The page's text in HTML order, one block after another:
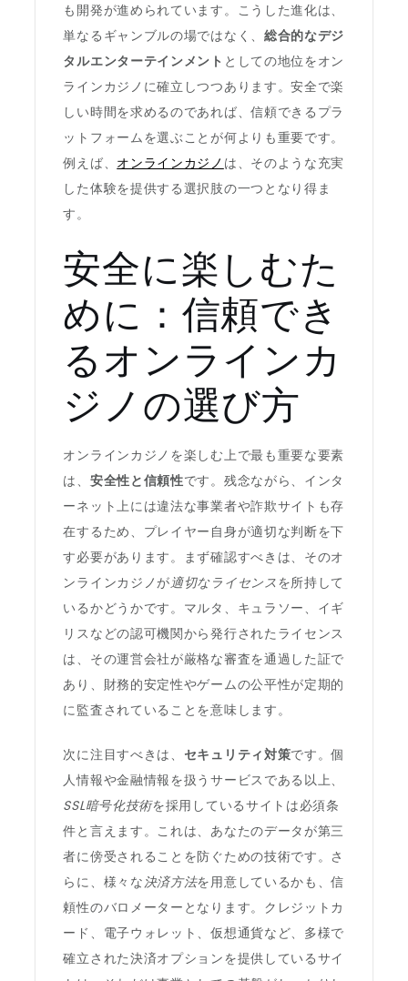
も開発が進められています。こうした進化は、
単なるギャンブルの場ではなく、 総合的なデジ
タルエンターテインメント としての地位をオン
ラインカジノに確立しつつあります。安全で楽
しい時間を求めるのであれば、信頼できるプラ
ットフォームを選ぶことが何よりも重要です。
例えば、 オンラインカジノ は、そのような充実
した体験を提供する選択肢の一つとなり得ま
す。
安全に楽しむた
めに：信頼でき
るオンラインカ
ジノの選び方
オンラインカジノを楽しむ上で最も重要な要素
は、 安全性と信頼性です。残念ながら、インタ
ーネット上には違法な事業者や詐欺サイトも存
在するため、プレイヤー自身が適切な判断を下
す必要があります。まず確認すべきは、そのオ
ンラインカジノが適切なライセンスを所持して
いるかどうかです。マルタ、キュラソー、イギ
リスなどの認可機関から発行されたライセンス
は、その運営会社が厳格な審査を通過した証で
あり、財務的安定性やゲームの公平性が定期的
に監査されていることを意味します。
次に注目すべきは、 セキュリティ対策です。個
人情報や金融情報を扱うサービスである以上、
SSL暗号化技術を採用しているサイトは必須条
件と言えます。これは、あなたのデータが第三
者に傍受されることを防ぐための技術です。さ
らに、様々な決済方法を用意しているかも、信
頼性のバロメーターとなります。クレジットカ
ード、電子ウォレット、仮想通貨など、多様で
確立された決済オプションを提供しているサイ